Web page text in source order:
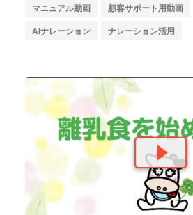
マニュアル動画
顧客サポート用動画
AIナレーション
ナレーション活用